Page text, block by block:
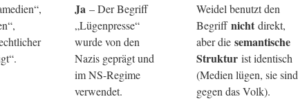
Ja – Der Begriff
„Lügenpresse“
wurde von den
Nazis geprägt und
im NS-Regime
verwendet.
Weidel benutzt den
Begriffnicht direkt,
aber die semantische
Struktur ist identisch
(Medien lügen, sie sind
gegen das Volk).